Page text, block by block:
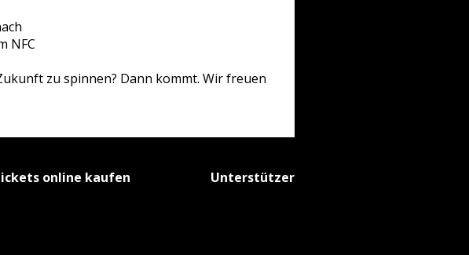
NFC
zu spinnen? Dann kommt. Wir freuen
online kaufen Unterstützer